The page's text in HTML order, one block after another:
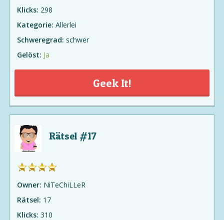
Klicks: 298
Kategorie: Allerlei
Schweregrad: schwer
Gelöst: Ja
Geek It!
Rätsel #17
Owner: NiTeChiLLeR
Rätsel: 17
Klicks: 310